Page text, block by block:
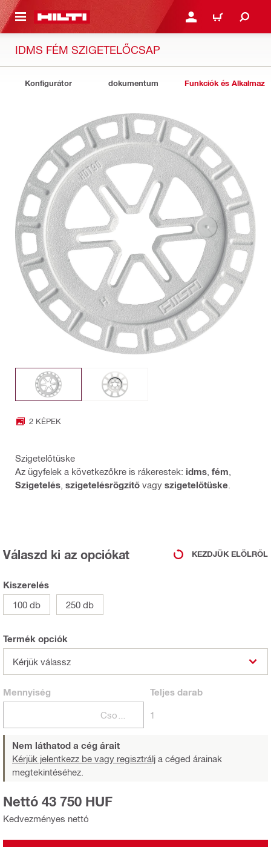
TARTALOMRA BEJELENTKEZÉS VAGY
KOSÁR
IDMS FÉM SZIGETELŐCSAP
Konfigurátor dokumentum Funkciók és
2 KÉPEK
Szigetelőtüske
Az ügyfelek a következőkre is rákerestek: idms fém
Szigetelés szigetelésrögzítő vagy szigetelőtüske
Válaszd ki az opciókat KEZDJÜK ELÖLRŐL
Kiszerelés
100 db
250 db
Termék opciók
Kérjük válassz
Mennyiség Teljesdarab
1
Nem láthatod a cég árait
Kérjük jelentkezz be vagy regisztrálj a céged árainak
megtekintéséhez.
Kedvezményes nettó
Nettó 43 750 HUF